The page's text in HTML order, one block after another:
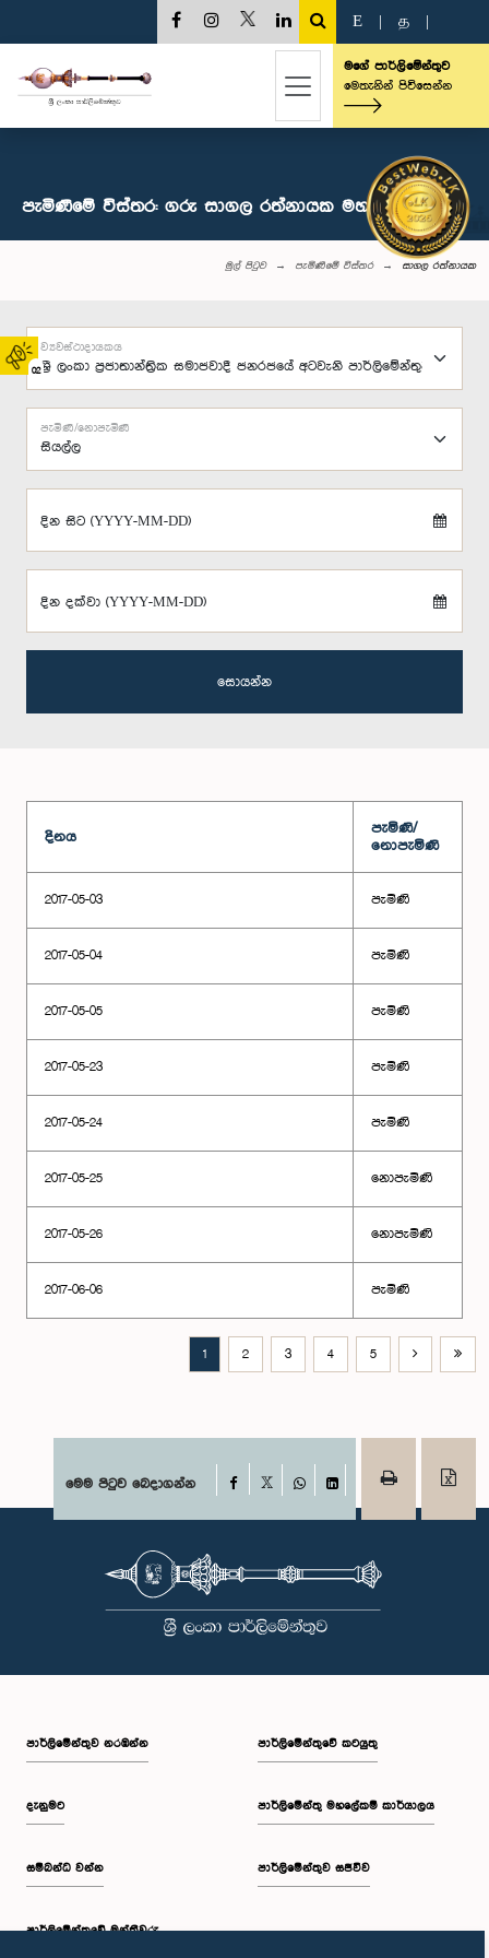
02
E த
මගේ පාර්ලිමේන්තුව
මෙතැනින් පිවිසෙන්න
පැමිණීමේ විස්තර: ගරු සාගල රත්නායක මහතා, පා.ම.
මුල් පිටුව පැමිණීමේ විස්තර සාගල රත්නායක
ව්‍යවස්ථාදායකය
පැමිණි/නොපැමිණි
දින සිට (YYYY-MM-DD)
දින දක්වා (YYYY-MM-DD)
සොයන්න
දිනය
පැමිණි/
නොපැමිණි
2017-05-03 පැමිණි
2017-05-04 පැමිණි
2017-05-05 පැමිණි
2017-05-23 පැමිණි
2017-05-24 පැමිණි
2017-05-25 නොපැමිණි
2017-05-26 නොපැමිණි
2017-06-06 පැමිණි
1 2 3 4 5
මෙම පිටුව බෙදාගන්න Facebook
WhatsAppLinkedIn
පාර්ලි‌මේන්තුව නරඹන්න
දැනුමට
සම්බන්ධ වන්න
පාර්ලි‌මේන්තුවේ මන්ත්‍රීවරු
පාර්ලිමේන්තුවේ කටයුතු
පාර්ලිමේන්තු මහලේකම් කාර්යාලය
පාර්ලිමේන්තුව සජීවීව